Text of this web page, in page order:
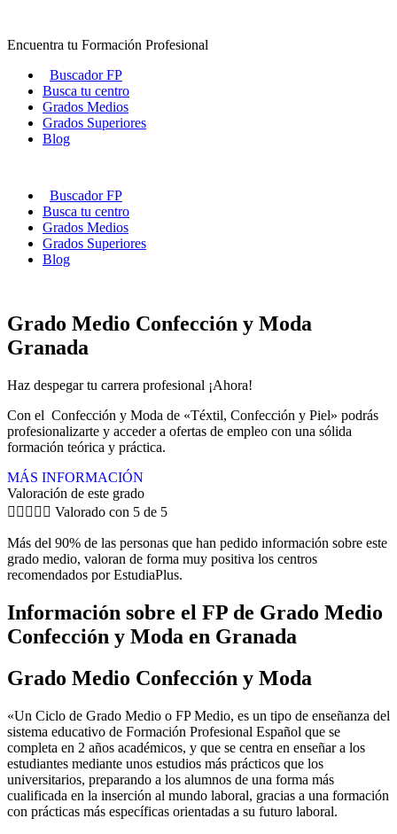
contenido
Encuentra tu Formación Profesional
Buscador FP
Busca tu centro
Grados Medios
Grados Superiores
Blog
Buscador FP
Busca tu centro
Grados Medios
Grados Superiores
Blog
Grado Medio Confección y Moda
Granada
Haz despegar tu carrera profesional ¡Ahora!
Con el Confección y Moda de «Téxtil, Confección y Piel» podrás
profesionalizarte y acceder a ofertas de empleo con una sólida
formación teórica y práctica.
MÁS INFORMACIÓN
Valoración de este grado
     Valorado con 5 de 5
Más del 90% de las personas que han pedido información sobre este
grado medio, valoran de forma muy positiva los centros
recomendados por EstudiaPlus.
Información sobre el FP de Grado Medio
Confección y Moda en Granada
Grado Medio Confección y Moda
«Un Ciclo de Grado Medio o FP Medio, es un tipo de enseñanza del
sistema educativo de Formación Profesional Español que se
completa en 2 años académicos, y que se centra en enseñar a los
estudiantes mediante unos estudios más prácticos que los
universitarios, preparando a los alumnos de una forma más
cualificada en la inserción al mundo laboral, gracias a una formación
con prácticas más específicas orientadas a su futuro laboral.